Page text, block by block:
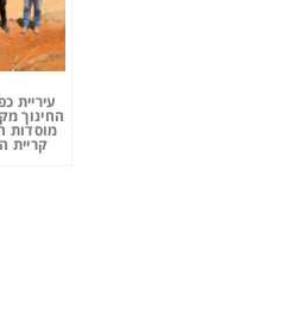
עיריית
החינוך
מוסדות
קריית